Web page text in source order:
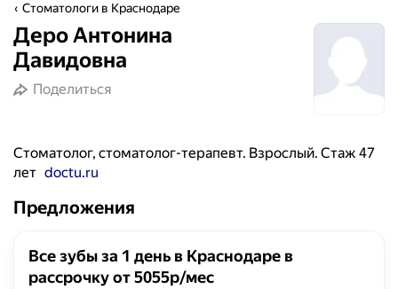
Стоматологи в Краснодаре
Деро Антонина
Давидовна
Поделиться
Стоматолог, стоматолог-терапевт. Взрослый. Стаж 47
лет doctu.ru
Предложения
Все зубы за 1 день в Краснодаре в
рассрочку от 5055р/мес